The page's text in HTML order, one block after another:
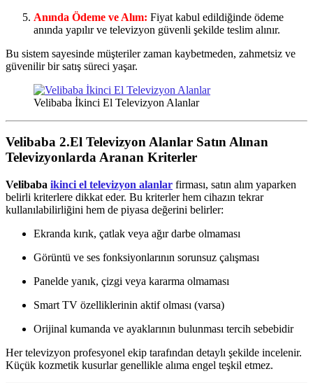
Anında Ödeme ve Alım: Fiyat kabul edildiğinde ödeme
anında yapılır ve televizyon güvenli şekilde teslim alınır.
Bu sistem sayesinde müşteriler zaman kaybetmeden, zahmetsiz ve
güvenilir bir satış süreci yaşar.
Velibaba İkinci El Televizyon Alanlar
Velibaba 2.El Televizyon Alanlar Satın Alınan
Televizyonlarda Aranan Kriterler
Velibaba ikinci el televizyon alanlar firması, satın alım yaparken
belirli kriterlere dikkat eder. Bu kriterler hem cihazın tekrar
kullanılabilirliğini hem de piyasa değerini belirler:
Ekranda kırık, çatlak veya ağır darbe olmaması
Görüntü ve ses fonksiyonlarının sorunsuz çalışması
Panelde yanık, çizgi veya kararma olmaması
Smart TV özelliklerinin aktif olması (varsa)
Orijinal kumanda ve ayaklarının bulunması tercih sebebidir
Her televizyon profesyonel ekip tarafından detaylı şekilde incelenir.
Küçük kozmetik kusurlar genellikle alıma engel teşkil etmez.